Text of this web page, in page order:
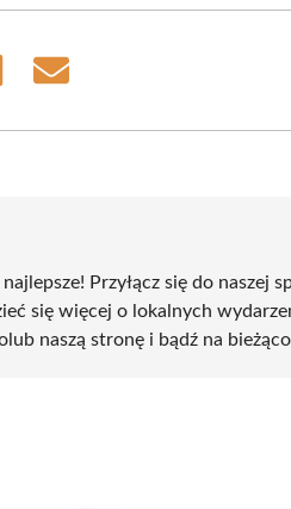
Share
Przyłącz się do naszej
się więcej o lokalnych
naszą stronę i bądź na